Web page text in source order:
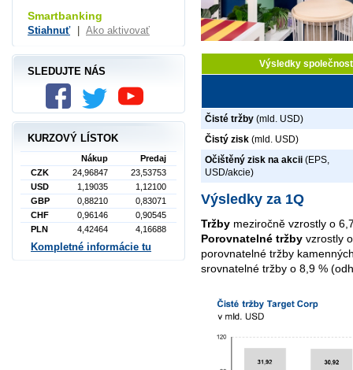
Výsledky
Čisté tržby (mld. USD)
Čistý zisk (mld. USD)
Očištěný zisk na akcii (EPS,
USD/akcie)
Výsledky za 1Q
Tržby meziročně vzrostly o
Porovnatelné tržby vzrostly
porovnatelné tržby
srovnatelné tržby o 8,9 %
Smartbanking
Stiahnuť Ako aktivovať
SLEDUJTE NÁS
KURZOVÝ LÍSTOK
Nákup
Predaj
CZK
24,96847
23,53753
USD
1,19035
1,12100
GBP
0,88210
0,83071
CHF
0,96146
0,90545
PLN
4,42464 4,16688
Kompletné informácie tu